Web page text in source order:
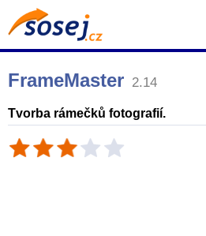
FrameMaster 2.14
Tvorba rámečků fotografií.